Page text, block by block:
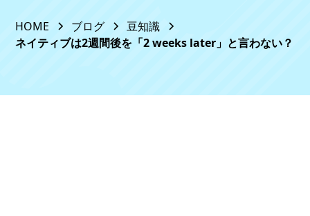
HOME ブログ
豆知識
ネイティブは2週間後を「2 weeks later」と言わない？